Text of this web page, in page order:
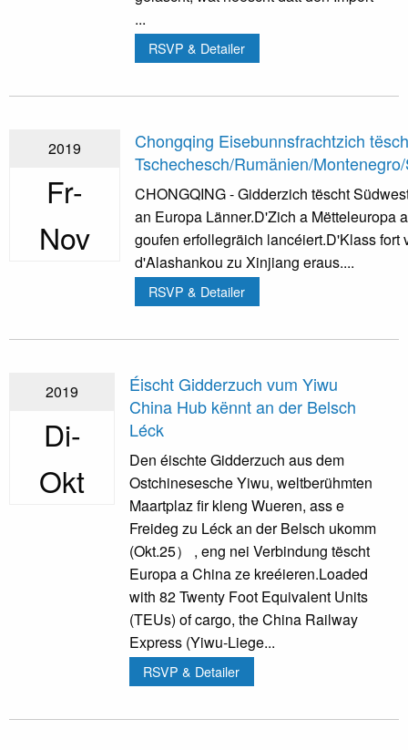
...
RSVP & Detailer
2019
Fr-
Nov
Chongqing Eisebunnsfrachtzich
Tschechesch/Rumänien/
CHONGQING - Gidderzich tëscht
an Europa Länner.D'Zich a Mëtteleuropa
goufen erfollegräich lancéiert.D'Klass
d'Alashankou zu Xinjiang eraus....
RSVP & Detailer
2019
Di-
Okt
Éischt Gidderzuch vum Yiwu
China Hub kënnt an der Belsch
Léck
Den éischte Gidderzuch aus dem
Ostchinesesche Yiwu, weltberühmten
Maartplaz fir kleng Wueren, ass e
Freideg zu Léck an der Belsch ukomm
(Okt.25） , eng nei Verbindung tëscht
Europa a China ze kreéieren.Loaded
with 82 Twenty Foot Equivalent Units
(TEUs) of cargo, the China Railway
Express (Yiwu-Liege...
RSVP & Detailer